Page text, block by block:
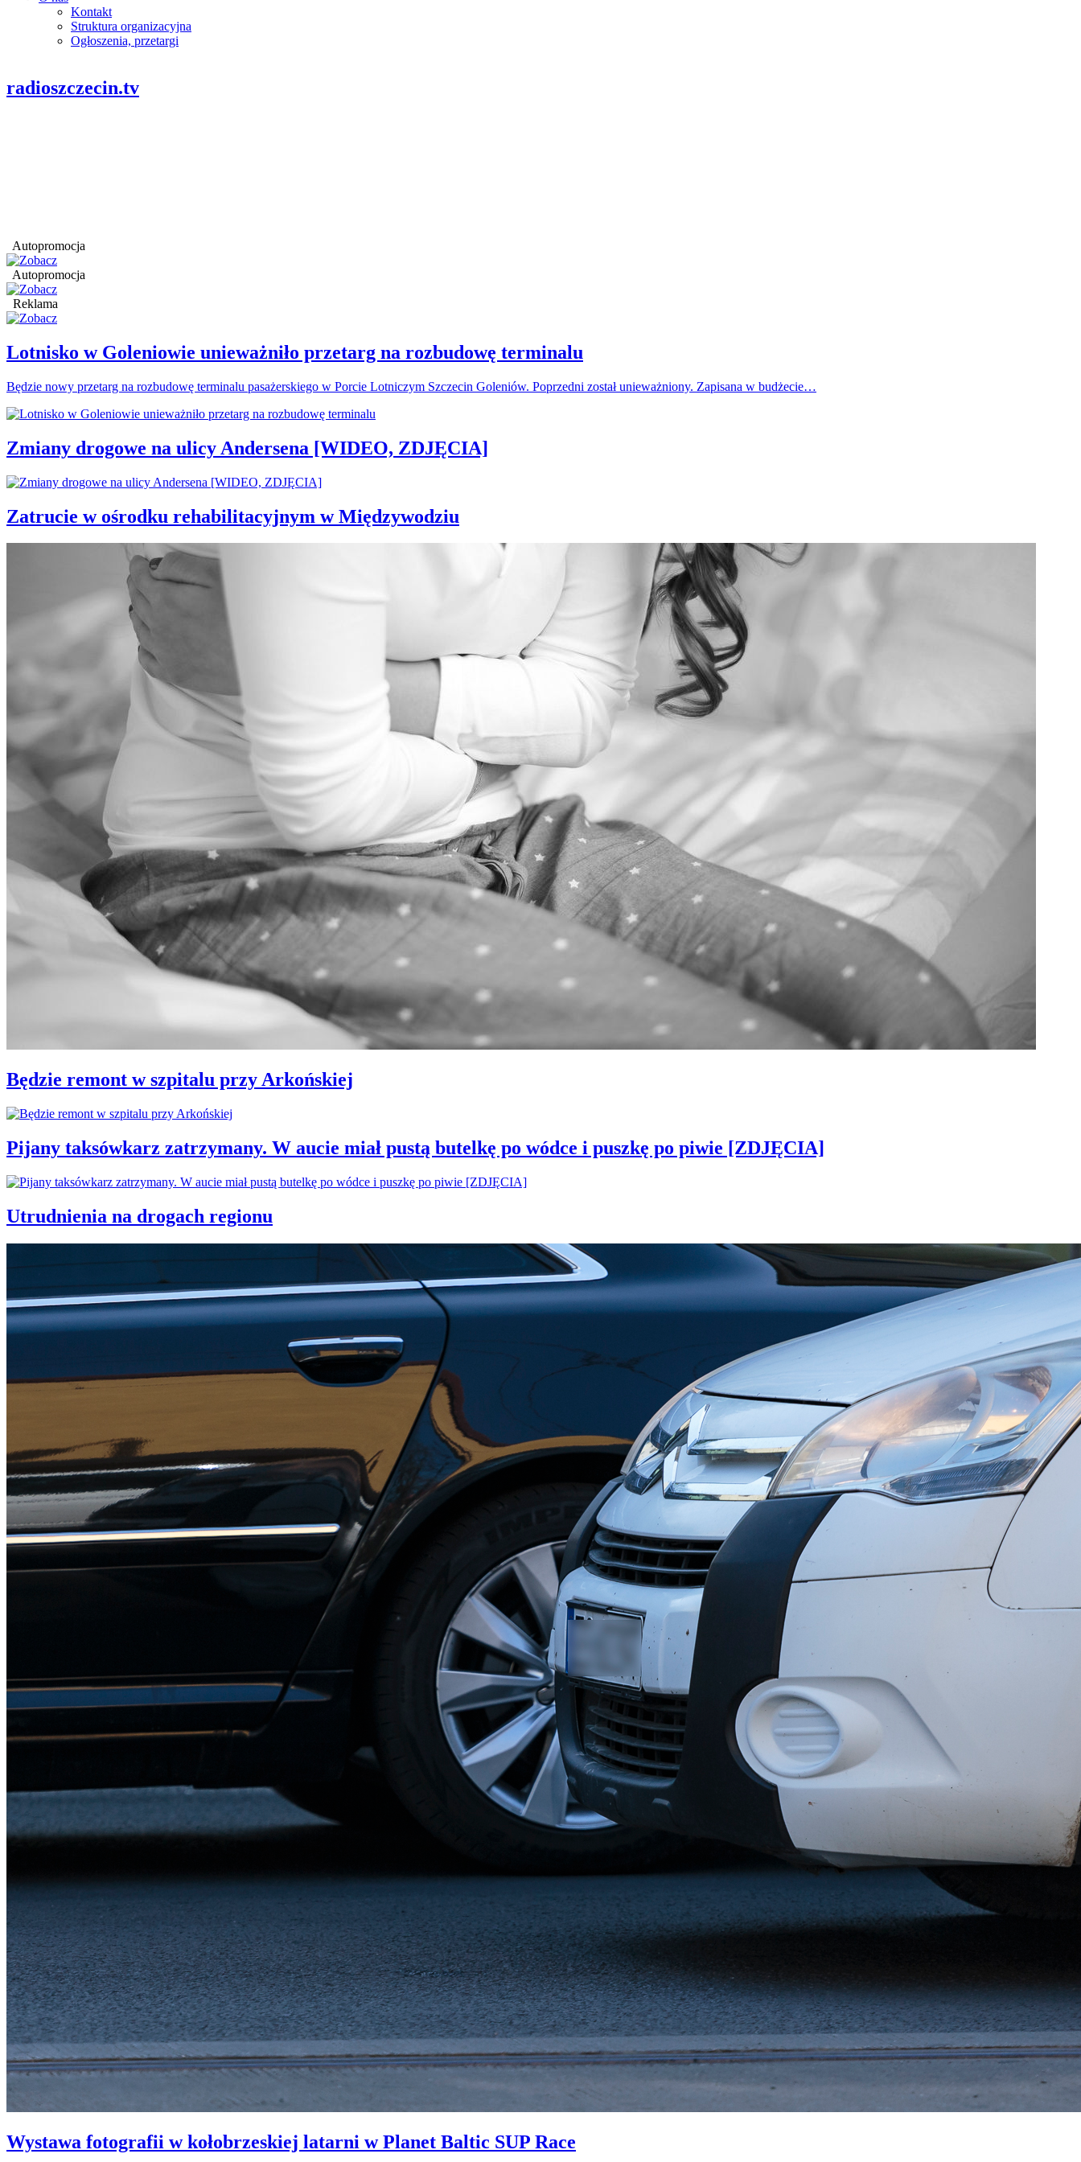
Kontakt
Struktura organizacyjna
Ogłoszenia, przetargi
radioszczecin.tv
Autopromocja
Autopromocja
Reklama
Lotnisko w Goleniowie unieważniło przetarg na rozbudowę terminalu
Będzie nowy przetarg na rozbudowę terminalu pasażerskiego w Porcie Lotniczym Szczecin Goleniów. Poprzedni został unieważniony. Zapisana w budżecie…
Zmiany drogowe na ulicy Andersena [WIDEO, ZDJĘCIA]
Zatrucie w ośrodku rehabilitacyjnym w Międzywodziu
Będzie remont w szpitalu przy Arkońskiej
Pijany taksówkarz zatrzymany. W aucie miał pustą butelkę po wódce i puszkę po piwie [ZDJĘCIA]
Utrudnienia na drogach regionu
Wystawa fotografii w kołobrzeskiej latarni w Planet Baltic SUP Race